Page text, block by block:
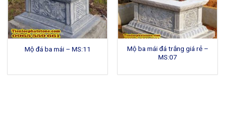
Mộ đá ba mái – MS:11
Mộ ba mái đá trắng giá rẻ –
MS:07